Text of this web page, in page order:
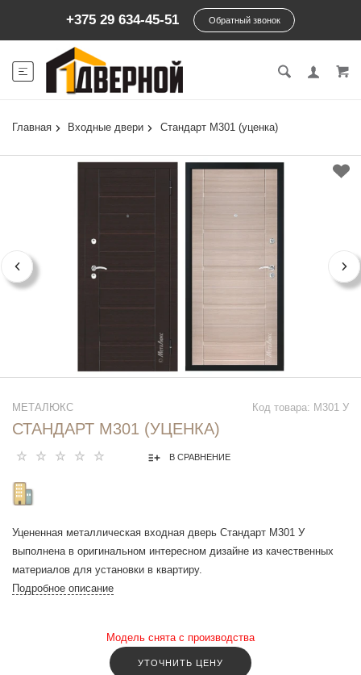
+375 29 634-45-51 Обратный звонок
Главная Входные двери Стандарт М301 (уценка)
Код товара: М301 У
МЕТАЛЮКС
СТАНДАРТ М301 (УЦЕНКА)
В СРАВНЕНИЕ
Уцененная металлическая входная дверь Стандарт М301 У
выполнена в оригинальном интересном дизайне из качественных
материалов для установки в квартиру.
Подробное описание
Модель снята с производства
УТОЧНИТЬ ЦЕНУ